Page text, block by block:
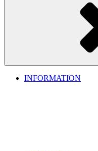
INFORMATION